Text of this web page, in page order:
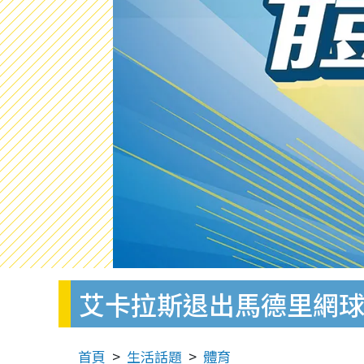
艾卡拉斯退出馬德里網
首頁 生活話題 體育